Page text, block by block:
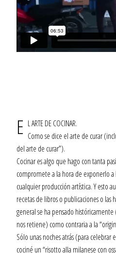
E L ARTE DE COCINAR.
Como se dice el arte de curar
del arte de curar”).
Cocinar es algo que hago con tanta
compromete a la hora de exponerlo
cualquier producción artística. Y esto
recetas de libros o publicaciones o las
general se ha pensado
nos retiene) como contraria a la
Sólo unas noches atrás (para celebrar
cociné un “risotto alla milanese con